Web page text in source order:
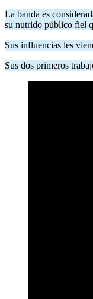
La banda es
su nutrido público fiel
Sus influencias les
Sus dos primeros